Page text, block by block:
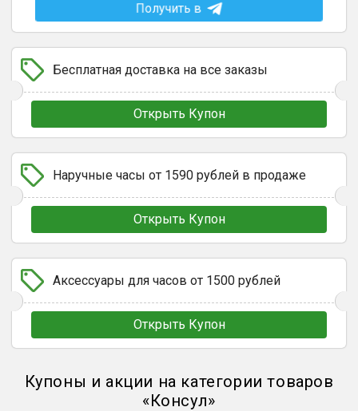
Получить в
Бесплатная доставка на все заказы
Открыть Купон
Наручные часы от 1590 рублей в продаже
Открыть Купон
Аксессуары для часов от 1500 рублей
Открыть Купон
Купоны и акции на категории товаров
«Консул»